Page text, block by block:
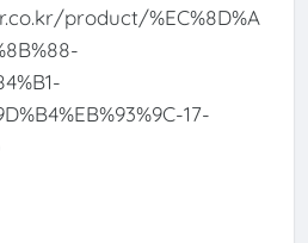
product/%EC%8D%A
17-